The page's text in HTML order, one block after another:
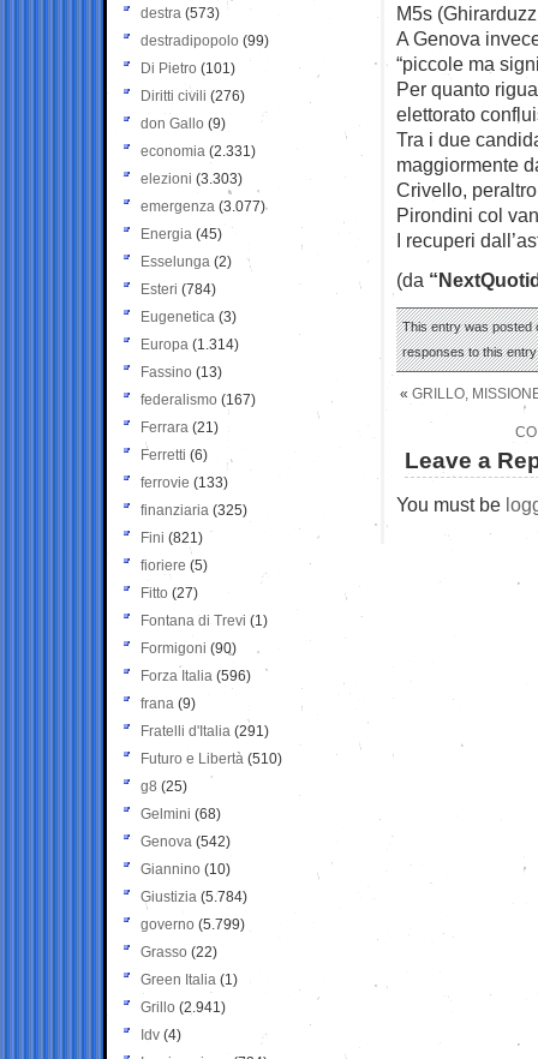
M5s
A Genova
“piccole ma
Per quanto
elettorato
Tra i due
maggiormente
Crivello,
Pirondini col
I recuperi
(da
This entry was posted
responses to this
« GRILLO,
Leave a
You must be
destra (573)
destradipopolo (99)
Di Pietro (101)
Diritti civili (276)
don Gallo (9)
economia (2.331)
elezioni (3.303)
emergenza (3.077)
Energia (45)
Esselunga (2)
Esteri (784)
Eugenetica (3)
Europa (1.314)
Fassino (13)
federalismo (167)
Ferrara (21)
Ferretti (6)
ferrovie (133)
finanziaria (325)
Fini (821)
fioriere (5)
Fitto (27)
Fontana di Trevi (1)
Formigoni (90)
Forza Italia (596)
frana (9)
Fratelli d'Italia (291)
Futuro e Libertà (510)
g8 (25)
Gelmini (68)
Genova (542)
Giannino (10)
Giustizia (5.784)
governo (5.799)
Grasso (22)
Green Italia (1)
Grillo (2.941)
Idv (4)